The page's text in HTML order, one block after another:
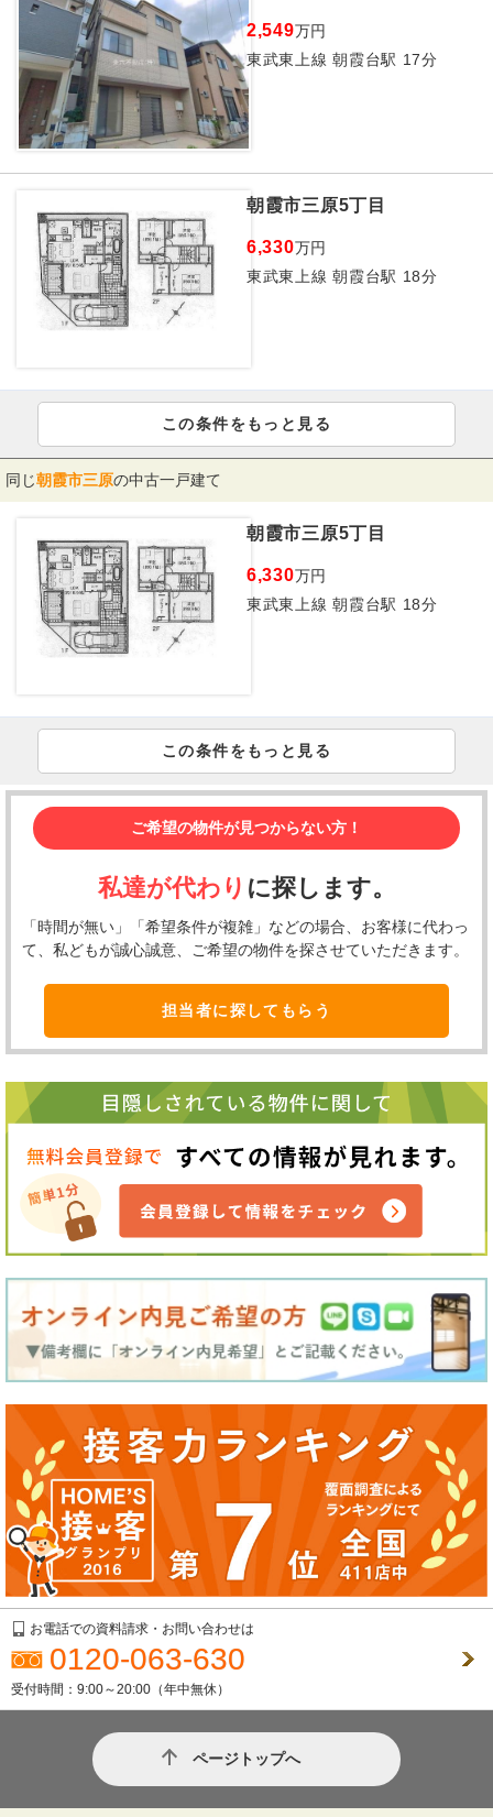
2,549万円
東武東上線 朝霞台駅 17分
朝霞市三原5丁目
6,330万円
東武東上線 朝霞台駅 18分
この条件をもっと見る
同じ朝霞市三原の中古一戸建て
朝霞市三原5丁目
6,330万円
東武東上線 朝霞台駅 18分
この条件をもっと見る
ご希望の物件が見つからない方！
私達が代わり に探します。
「時間が無い」「希望条件が複雑」などの場合、お客様に代わっ
て、私どもが誠心誠意、ご希望の物件を探させていただきます。
担当者に探してもらう
お電話での資料請求・お問い合わせは
0120-063-630
受付時間：9:00～20:00（年中無休）
ページトップへ